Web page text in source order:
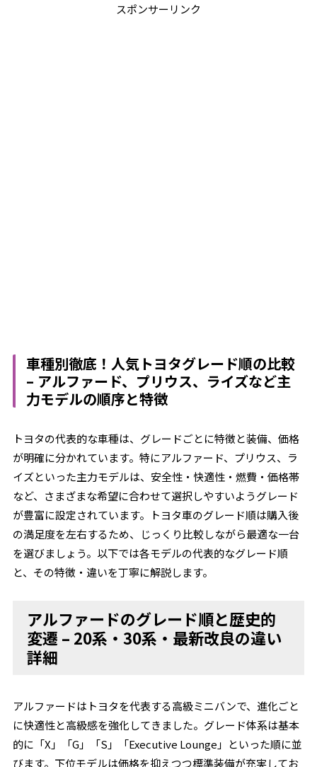
スポンサーリンク
車種別徹底！人気トヨタグレード順の比較
– アルファード、プリウス、ライズなど主
力モデルの順序と特徴
トヨタの代表的な車種は、グレードごとに特徴と装備、価格
が明確に分かれています。特にアルファード、プリウス、ラ
イズといった主力モデルは、安全性・快適性・燃費・価格帯
など、さまざまな希望に合わせて選択しやすいようグレード
が豊富に設定されています。トヨタ車のグレード順は購入後
の満足度を左右するため、じっくり比較しながら最適な一台
を選びましょう。以下では各モデルの代表的なグレード順
と、その特徴・違いを丁寧に解説します。
アルファードのグレード順と歴史的
変遷 – 20系・30系・最新改良の違い
詳細
アルファードはトヨタを代表する高級ミニバンで、進化ごと
に快適性と高級感を強化してきました。グレード体系は基本
的に「X」「G」「S」「Executive Lounge」といった順に並
びます。下位モデルは価格を抑えつつ標準装備が充実してお